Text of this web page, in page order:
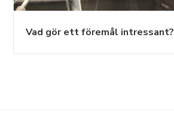
Vad gör ett föremål intressant?